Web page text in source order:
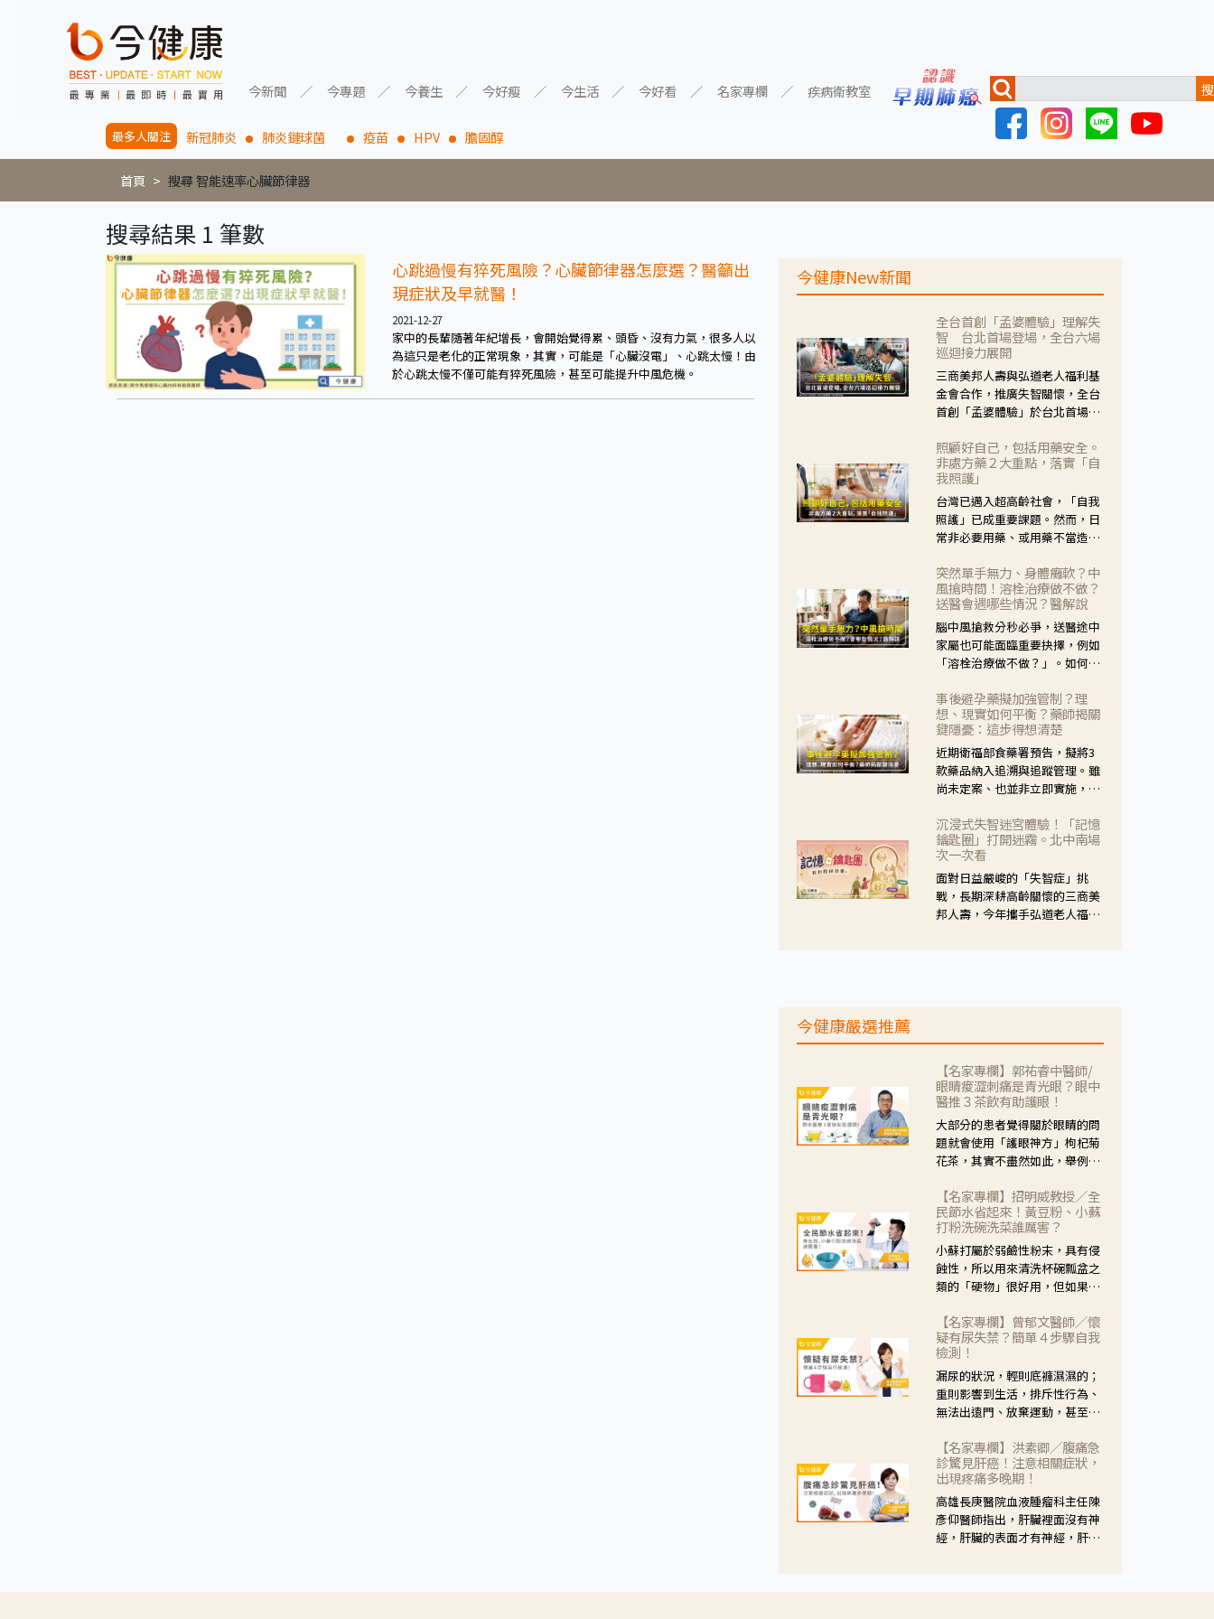
今新聞 今專題 今養生 今好瘦 今生活 今好看 名家專欄 疾病衛教室
最多人關注 新冠肺炎 肺炎鏈球菌 疫苗 HPV 膽固醇
首頁 搜尋 智能速率心臟節律器
搜尋結果 1 筆數
心跳過慢有猝死風險？心臟節律器怎麼選？醫籲出
現症狀及早就醫！
2021-12-27
家中的長輩隨著年紀增長，會開始覺得累、頭昏、沒有力氣，很多人以
為這只是老化的正常現象，其實，可能是「心臟沒電」、心跳太慢！由
於心跳太慢不僅可能有猝死風險，甚至可能提升中風危機。
今健康New新聞
全台首創「孟婆體驗」理解失
智 台北首場登場，全台六場
巡迴接力展開
三商美邦人壽與弘道老人福利基
金會合作，推廣失智關懷，全台
首創「孟婆體驗」於台北首場實
模式，用結合情境互動等豐富活
動，將抽象的失智轉化為可感
受、可討論的生活情境，並引導
民眾在家人開始出現改變時，以
理解取代責備、以耐心回應不
安。
照顧好自己，包括用藥安全。
非處方藥２大重點，落實「自
我照護」
台灣已邁入超高齡社會，「自我
照護」已成重要課題。然而，日
常非必要用藥、或用藥不當造成
在重要。社團法人台灣自我照護
產業協會 提出「非處方藥正確使
用」與「藥師給力」，鼓勵民眾
建立安全且正確的自我照護習
慣。
突然單手無力、身體癱軟？中
風搶時間！溶栓治療做不做？
送醫會遇哪些情況？醫解說
腦中風搶救分秒必爭，送醫途中
家屬也可能面臨重要抉擇，例如
「溶栓治療做不做？」。如何搶
會理事長陳龍醫師解說！
事後避孕藥擬加強管制？理
想、現實如何平衡？藥師揭關
鍵隱憂：這步得想清楚
近期衛福部食藥署預告，擬將3
款藥品納入追溯與追蹤管理。雖
尚未定案、也並非立即實施，不
人杰藥師表示，這三款藥物目
的、作用、風險各有不同，管制
與否所帶來的後許影響也不同，
可先了解其特性。
沉浸式失智迷宮體驗！「記憶
鑰匙圈」打開迷霧。北中南場
次一次看
面對日益嚴峻的「失智症」挑
戰，長期深耕高齡關懷的三商美
邦人壽，今年攜手弘道老人福利
生活挑戰。
今健康嚴選推薦
【名家專欄】郭祐睿中醫師/
眼睛痠澀刺痛是青光眼？眼中
醫推３茶飲有助護眼！
大部分的患者覺得關於眼睛的問
題就會使用「護眼神方」枸杞菊
花茶，其實不盡然如此，舉例來
紅、眼睛痛、眼屎多而且顏色
黃，當然就可以使用枸杞菊花
茶，但是枸杞的劑量要少，菊花
的劑量要多；若是有以上症狀以
外，眼睛還會有灼熱感，眼屎多
到會「牽絲」，也就是水樣分泌
了，這時候就要使用菊花、金銀
花來治療；假如單純的眼睛乾
澀，結膜沒有紅，眼睛周圍沒有
眼屎，這種情況是屬於「陰
虛」，就可以使用枸杞、蓮藕、
麥門冬、山藥等比較滋潤的藥
【名家專欄】招明威教授／全
民節水省起來！黃豆粉、小蘇
打粉洗碗洗菜誰厲害？
小蘇打屬於弱鹼性粉末，具有侵
蝕性，所以用來清洗杯碗瓢盆之
類的「硬物」很好用，但如果用
特別注意用法用量，使用過多或
是浸泡太久，容易腐蝕蔬菜的纖
維，讓菜軟掉不清脆。
【名家專欄】曾郁文醫師／懷
疑有尿失禁？簡單４步驟自我
檢測！
漏尿的狀況，輕則底褲濕濕的；
重則影響到生活，排斥性行為、
無法出遠門、放棄運動，甚至怕
禁」的症狀，長期下來不敢與朋
友往來，低潮陰霾造成憂鬱症。
【名家專欄】洪素卿／腹痛急
診驚見肝癌！注意相關症狀，
出現疼痛多晚期！
高雄長庚醫院血液腫瘤科主任陳
彥仰醫師指出，肝臟裡面沒有神
經，肝臟的表面才有神經，肝臟